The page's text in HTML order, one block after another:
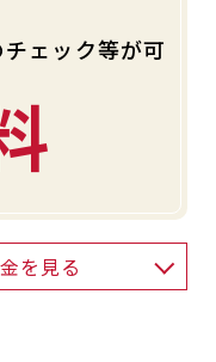
ェック等が可
を見る